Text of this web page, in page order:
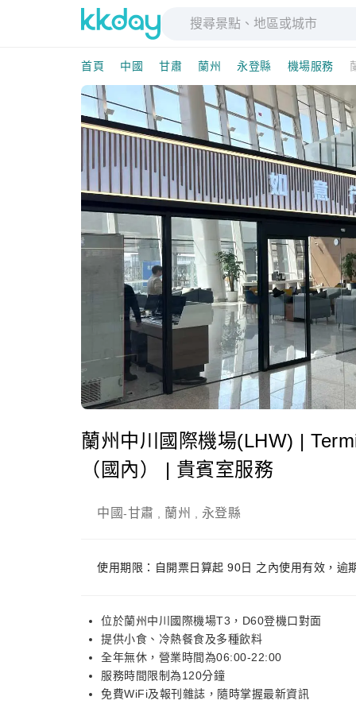
首頁 中國 甘肅 蘭州 永登縣 機場服務
蘭州中川國際機場(LHW) |
（國內） | 貴賓室服務
中國-甘肅 蘭州 永登縣
使用期限：自開票日算起 90日 之內使用有效，逾
位於蘭州中川國際機場T3，D60登機口對面
提供小食、冷熱餐食及多種飲料
全年無休，營業時間為06:00-22:00
服務時間限制為120分鐘
免費WiFi及報刊雜誌，隨時掌握最新資訊